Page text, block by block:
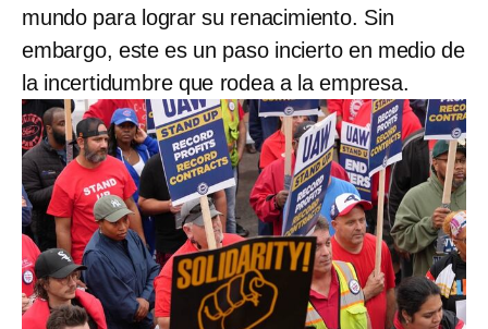
mundo para lograr su renacimiento. Sin
embargo, este es un paso incierto en medio de
la incertidumbre que rodea a la empresa.